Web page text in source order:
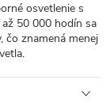
osvetlenie s
50 000 hodín sa
znamená menej